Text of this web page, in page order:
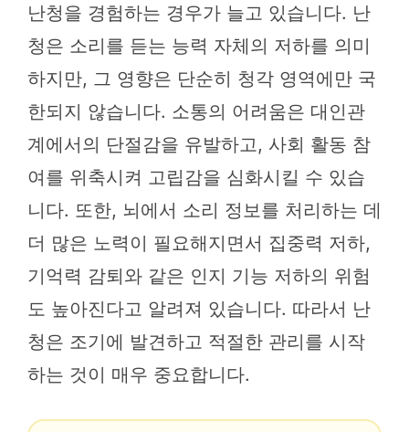
난청을 경험하는 경우가 늘고 있습니다. 난
청은 소리를 듣는 능력 자체의 저하를 의미
하지만, 그 영향은 단순히 청각 영역에만 국
한되지 않습니다. 소통의 어려움은 대인관
계에서의 단절감을 유발하고, 사회 활동 참
여를 위축시켜 고립감을 심화시킬 수 있습
니다. 또한, 뇌에서 소리 정보를 처리하는 데
더 많은 노력이 필요해지면서 집중력 저하,
기억력 감퇴와 같은 인지 기능 저하의 위험
도 높아진다고 알려져 있습니다. 따라서 난
청은 조기에 발견하고 적절한 관리를 시작
하는 것이 매우 중요합니다.